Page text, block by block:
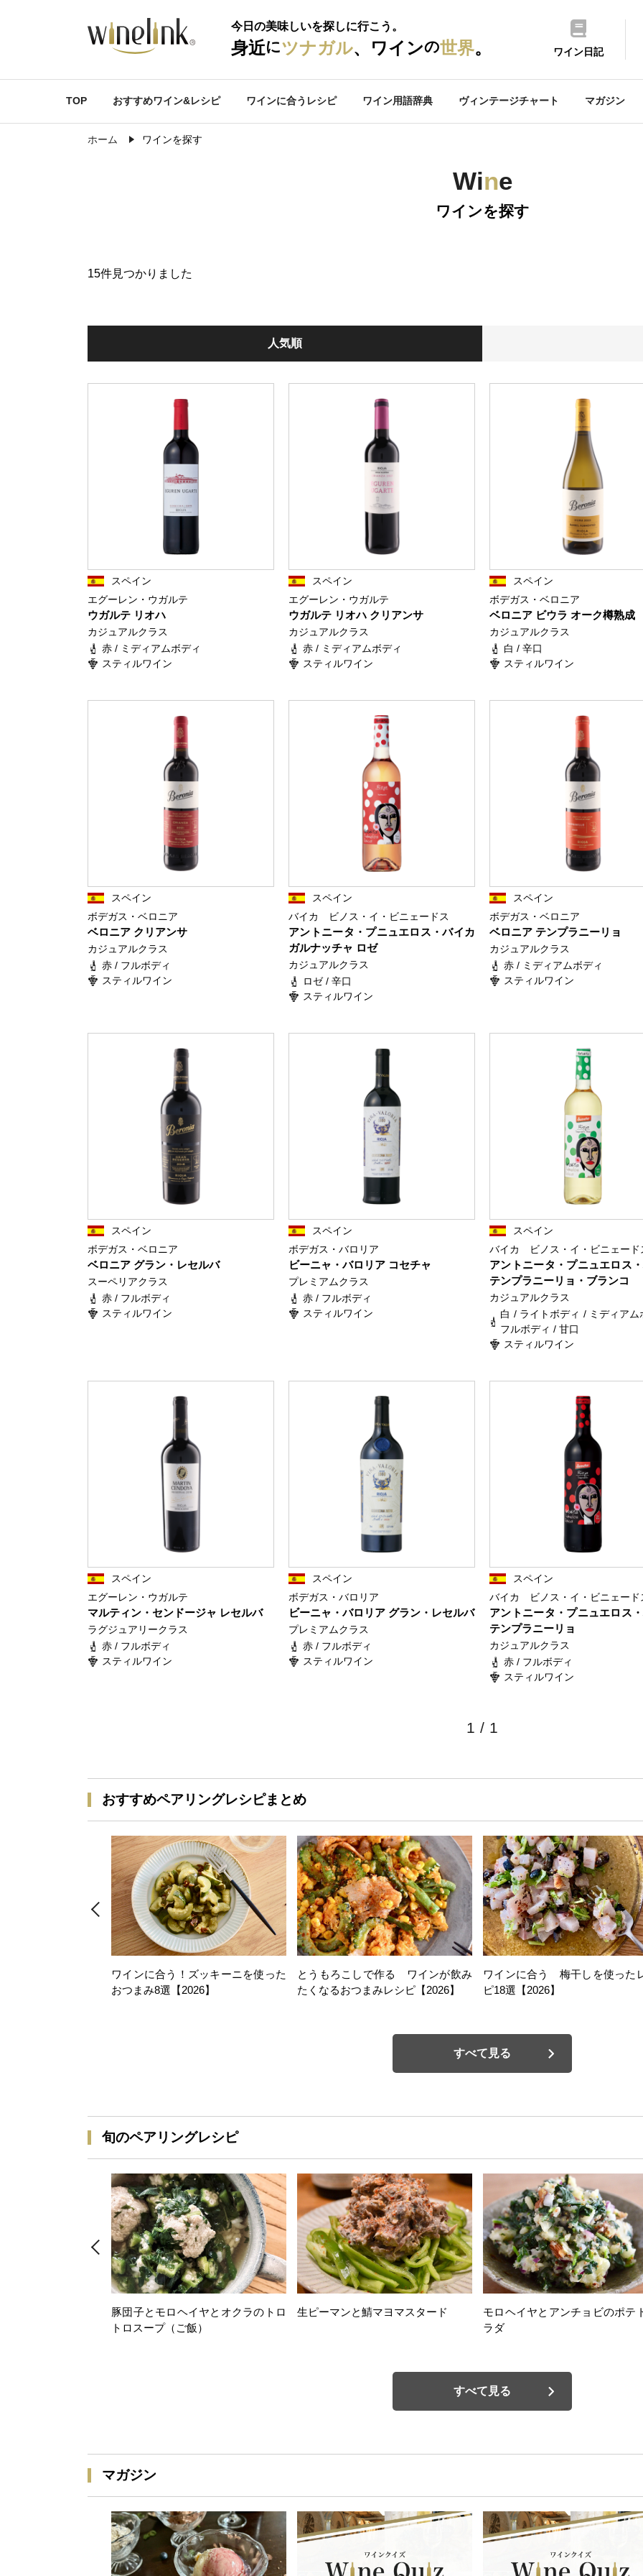
今日の美味しいを探しに行こう。
身近にツナガル、ワインの世界。 ワイン日記
TOP おすすめワイン&レシピ ワインに合うレシピ ワイン用語辞典 ヴィンテージチャート マガジン
ホーム ワインを探す
Wine
ワインを探す
15件見つかりました
人気順
スペイン
エグーレン・ウガルテ
ウガルテ リオハ
カジュアルクラス
赤 / ミディアムボディ
スティルワイン
スペイン
エグーレン・ウガルテ
ウガルテ リオハ クリアンサ
カジュアルクラス
赤 / ミディアムボディ
スティルワイン
スペイン
ボデガス・ベロニア
ベロニア ビウラ オーク樽熟成
カジュアルクラス
白 / 辛口
スティルワイン
スペイン
ボデガス・ベロニア
ベロニア クリアンサ
カジュアルクラス
赤 / フルボディ
スティルワイン
スペイン
バイカ ビノス・イ・ビニェードス
アントニータ・プニュエロス・バイカ
ガルナッチャ ロゼ
カジュアルクラス
ロゼ / 辛口
スティルワイン
スペイン
ボデガス・ベロニア
ベロニア テンプラニーリョ
カジュアルクラス
赤 / ミディアムボディ
スティルワイン
スペイン
ボデガス・ベロニア
ベロニア グラン・レセルバ
スーペリアクラス
赤 / フルボディ
スティルワイン
スペイン
ボデガス・バロリア
ビーニャ・バロリア コセチャ
プレミアムクラス
赤 / フルボディ
スティルワイン
スペイン
バイカ ビノス・イ・ビニェード
アントニータ・プニュエロス
テンプラニーリョ・ブランコ
カジュアルクラス
白 / ライトボディ / ミディアム
フルボディ / 甘口
スティルワイン
スペイン
エグーレン・ウガルテ
マルティン・センドージャ レセルバ
ラグジュアリークラス
赤 / フルボディ
スティルワイン
スペイン
ボデガス・バロリア
ビーニャ・バロリア グラン・レセルバ
プレミアムクラス
赤 / フルボディ
スティルワイン
スペイン
バイカ ビノス・イ・ビニェード
アントニータ・プニュエロス
テンプラニーリョ
カジュアルクラス
赤 / フルボディ
スティルワイン
1 / 1
おすすめペアリングレシピまとめ
ワインに合う！ズッキーニを使った
おつまみ8選【2026】
とうもろこしで作る ワインが飲み
たくなるおつまみレシピ【2026】
ワインに合う 梅干しを使った
ピ18選【2026】
すべて見る
旬のペアリングレシピ
豚団子とモロヘイヤとオクラのトロ
トロスープ（ご飯）
生ピーマンと鯖マヨマスタード
モロヘイヤとアンチョビのポテ
ラダ
すべて見る
マガジン